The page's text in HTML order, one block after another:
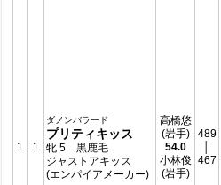
1 1
ダノンバラード
プリティキッス
牝 5 黒鹿毛
ジャストアキッス
(エンパイアメーカー)
高橋悠
(岩手)
54.0
小林俊
(岩手)
489
467